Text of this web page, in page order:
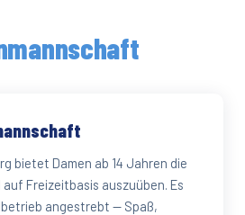
bietet Damen ab 14 Jahren die
Freizeitbasis auszuüben. Es
angestrebt — Spaß,